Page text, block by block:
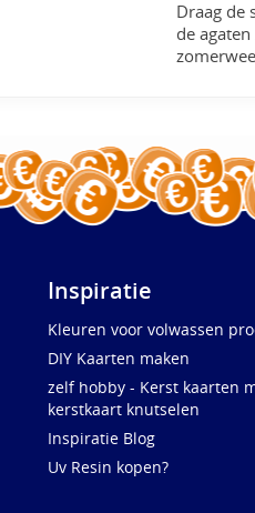
Draag de
de
Inspiratie
Kleuren voor volwassen
DIY Kaarten maken
zelf hobby - Kerst kaarten
kerstkaart knutselen
Inspiratie Blog
Uv Resin kopen?